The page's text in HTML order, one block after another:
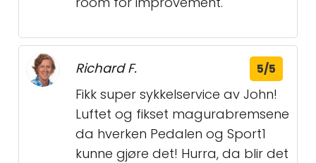
Richard F. 5/5
Fikk super sykkelservice av John!
Luftet og fikset magurabremsene
da hverken Pedalen og Sport1
kunne gjøre det! Hurra, da blir det